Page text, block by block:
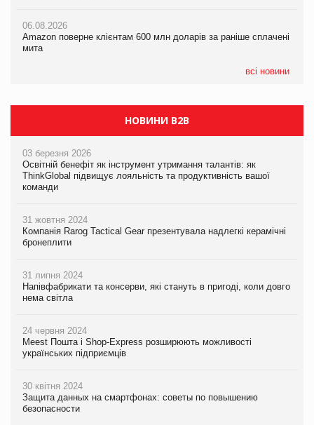
06.08.2026
Amazon поверне клієнтам 600 млн доларів за раніше сплачені
мита
всі новини
05.08.2026
Сергій Лісунов про заморожені хлібобулочні вироби на
05.08.2026
У Євросоюзі набули чинності нові правила щодо штучного
інтелекту
НОВИНИ B2B
03 березня 2026
Освітній бенефіт як інструмент утримання талантів: як
ThinkGlobal підвищує лояльність та продуктивність вашої
команди
31 жовтня 2024
Компанія Rarog Tactical Gear презентувала надлегкі керамічні
бронеплити
31 липня 2024
Напівфабрикати та консерви, які стануть в пригоді, коли довго
нема світла
24 червня 2024
Meest Пошта і Shop-Express розширюють можливості
українських підприємців
30 квітня 2024
Защита данных на смартфонах: советы по повышению
безопасности